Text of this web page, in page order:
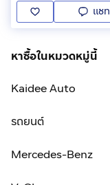
แชท
หาซื้อในหมวดหมู่นี้
Kaidee Auto
รถยนต์
Mercedes-Benz